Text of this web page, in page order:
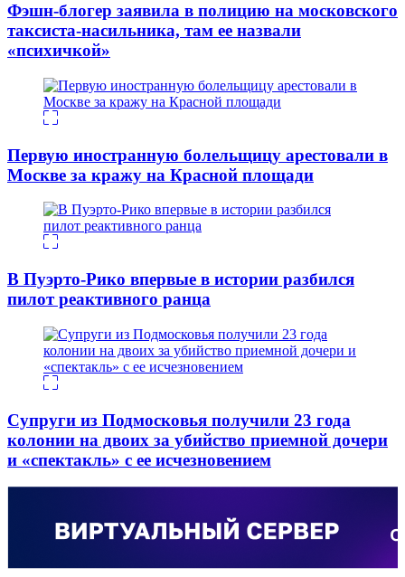
Фэшн-блогер заявила в полицию на московского
таксиста-насильника, там ее назвали
«психичкой»
Первую иностранную болельщицу арестовали в
Москве за кражу на Красной площади
В Пуэрто-Рико впервые в истории разбился
пилот реактивного ранца
Супруги из Подмосковья получили 23 года
колонии на двоих за убийство приемной дочери
и «спектакль» с ее исчезновением